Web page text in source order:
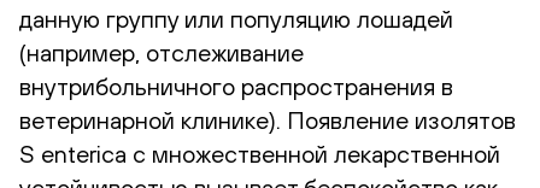
данную группу или популяцию лошадей
(например, отслеживание
внутрибольничного распространения в
ветеринарной клинике). Появление изолятов
S enterica с множественной лекарственной